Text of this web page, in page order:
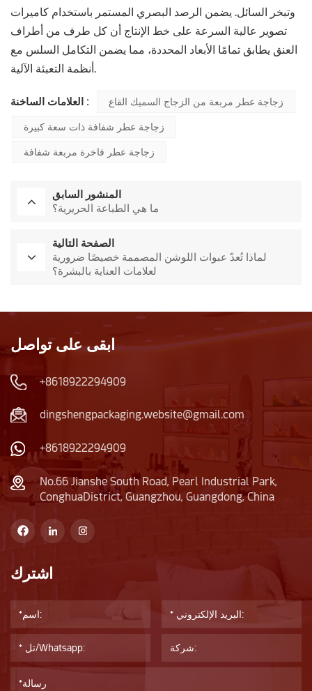
وتبخر السائل. يضمن الرصد البصري المستمر باستخدام كاميرات
تصوير عالية السرعة على خط الإنتاج أن كل طرف من أطراف
العنق يطابق تمامًا الأبعاد المحددة، مما يضمن التكامل السلس مع
أنظمة التعبئة الآلية.
العلامات الساخنة : زجاجة عطر مربعة من الزجاج السميك القاع
زجاجة عطر شفافة ذات سعة كبيرة
زجاجة عطر فاخرة مربعة شفافة
المنشور السابق
ما هي الطباعة الحريرية؟
الصفحة التالية
لماذا تُعدّ عبوات اللوشن المصممة خصيصًا ضرورية
لعلامات العناية بالبشرة؟
ابقى على تواصل
+8618922294909
dingshengpackaging.website@gmail.com
+8618922294909
No.66 Jianshe South Road, Pearl Industrial Park,
ConghuaDistrict, Guangzhou, Guangdong, China
اشترك